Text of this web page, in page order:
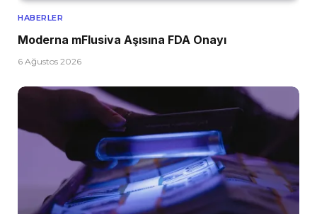
HABERLER
Moderna mFlusiva Aşısına FDA Onayı
6 Ağustos 2026